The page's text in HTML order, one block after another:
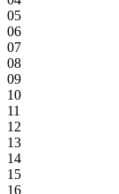
05
06
07
08
09
10
11
12
13
14
15
16